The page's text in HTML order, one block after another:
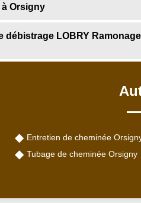
à Orsigny
LOBRY
Entretien de cheminée
Tubage de cheminée Orsigny